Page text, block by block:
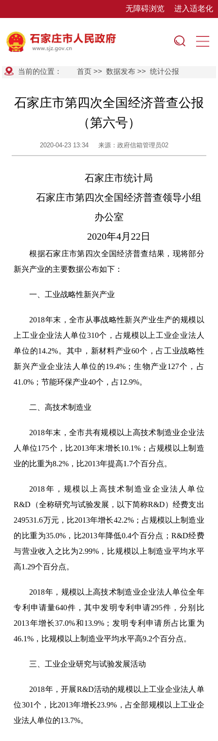
无障碍浏览 进入适老化
当前的位置： 首页 >>数据发布 >>统计公报
石家庄市第四次全国经济普查公报
（第六号）
2020-04-23 13:34 来源：政府信箱管理员02
石家庄市统计局
石家庄市第四次全国经济普查领导小组
办公室
2020年4月 22 日
根据石家庄市第四次全国经济普查结果，现将部分
新兴产业的主要数据公布如下：
一、工业战略性新兴产业
2018年末，全市从事战略性新兴产业生产的规模以
上工业企业法人单位310个，占规模以上工业企业法人
单位的14.2%。其中，新材料产业60个，占工业战略性
新兴产业企业法人单位的19.4%；生物产业127个，占
41.0%；节能环保产业40个，占12.9%。
二、高技术制造业
2018年末， 全市共有规模以上高技术制造业企业法
人单位175个，比2013年末增长10.1%；占规模以上制造
业的比重为8.2%，比2013年提高1.7个百分点。
2018年，规模以上高技术制造业企业法人单位
R&D（全称研究与试验发展，以下简称R&D）经费支出
249531.6万元，比2013年增长42.2%；占规模以上制造业
的比重为35.0%，比2013年降低0.4个百分点；R&D经费
与营业收入之比为2.99%，比规模以上制造业平均水平
高1.29个百分点。
2018年，规模以上高技术制造业企业法人单位全年
专利申请量640件，其中发明专利申请295件，分别比
2013年增长37.0%和13.9%；发明专利申请所占比重为
46.1%，比规模以上制造业平均水平高9.2个百分点。
三、工业企业研究与试验发展活动
2018年，开展R&D活动的规模以上工业企业法人单
位301个，比2013年增长23.9%，占全部规模以上工业企
业法人单位的13.7%。